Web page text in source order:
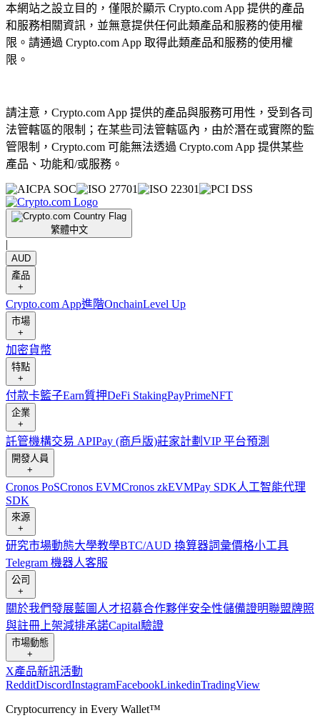
本網站之設立目的，僅限於顯示 Crypto.com App 提供的產品
和服務相關資訊，並無意提供任何此類產品和服務的使用權
限。請通過 Crypto.com App 取得此類產品和服務的使用權
限。
請注意，Crypto.com App 提供的產品與服務可用性，受到各司
法管轄區的限制；在某些司法管轄區內，由於潛在或實際的監
管限制，Crypto.com 可能無法透過 Crypto.com App 提供某些
產品、功能和/或服務。
繁體中文
|
AUD
產品
+
Crypto.com App進階OnchainLevel Up
市場
+
加密貨幣
特點
+
付款卡籃子Earn質押DeFi StakingPayPrimeNFT
企業
+
託管機構交易 APIPay (商戶版)莊家計劃 VIP 平台預測
開發人員
+
Cronos PoSCronos EVMCronos zkEVMPay SDK人工智能代理
SDK
來源
+
研究市場動態大學教學BTC/AUD 換算器詞彙價格小工具
Telegram 機器人客服
公司
+
關於我們發展藍圖 人才招募合作夥伴安全性儲備證明聯盟牌照
與註冊 上架減排承諾Capital驗證
市場動態
+
X產品新訊活動
RedditDiscordInstagramFacebookLinkedinTradingView
Cryptocurrency in Every Wallet™